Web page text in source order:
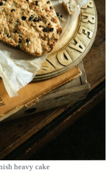
heavy cake